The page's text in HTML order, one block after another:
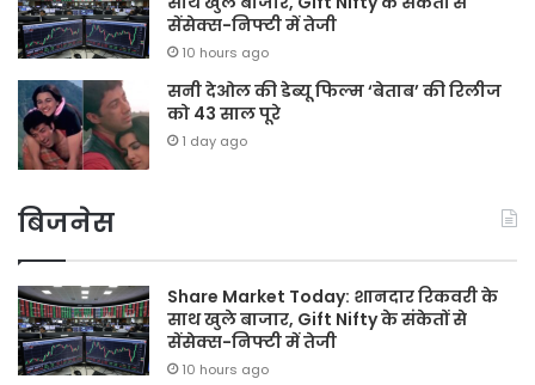
सेंसेक्स-निफ्टी में तेजी
10 hours ago
सनी देओल की डेब्यू फिल्म ‘बेताब’ की रिलीज
को 43 साल पूरे
1 day ago
बिजनेस
Share Market Today: शानदार रिकवरी के
साथ खुले बाजार, Gift Nifty के संकेतों से
सेंसेक्स-निफ्टी में तेजी
10 hours ago